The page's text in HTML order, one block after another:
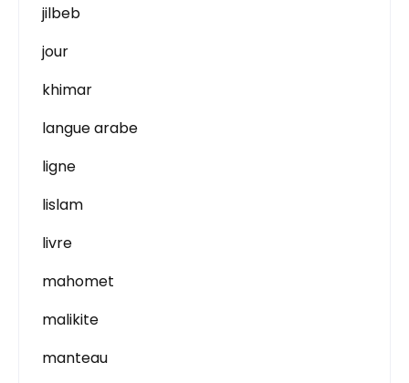
jilbeb
jour
khimar
langue arabe
ligne
lislam
livre
mahomet
malikite
manteau